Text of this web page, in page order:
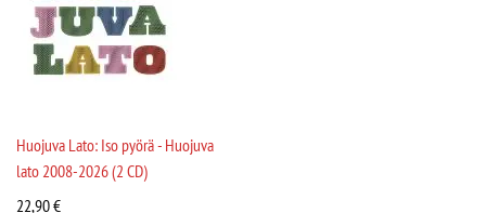
Huojuva Lato: Iso pyörä - Huojuva
lato 2008-2026 (2 CD)
22,90€